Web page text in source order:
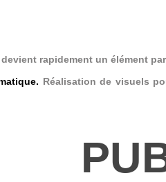
rapidement un élément
Réalisation de visuels